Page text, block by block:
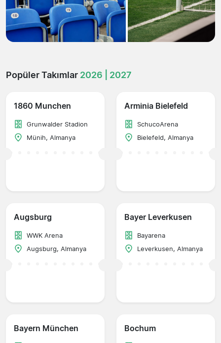
Popüler Takımlar 2026 | 2027
1860 Munchen
Grunwalder Stadion
Münih, Almanya
Arminia Bielefeld
SchucoArena
Bielefeld, Almanya
Augsburg
WWK Arena
Augsburg, Almanya
Bayer Leverkusen
Bayarena
Leverkusen, Almanya
Bayern München Bochum